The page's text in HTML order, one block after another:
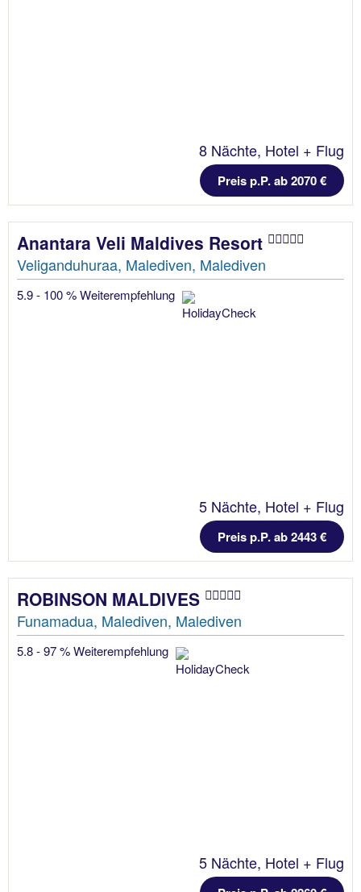
8 Nächte, Hotel + Flug
Preis p.P. ab 2070 €
Anantara Veli Maldives Resort
Veliganduhuraa, Malediven, Malediven
5.9 - 100 % Weiterempfehlung
5 Nächte, Hotel + Flug
Preis p.P. ab 2443 €
ROBINSON MALDIVES
Funamadua, Malediven, Malediven
5.8 - 97 % Weiterempfehlung
5 Nächte, Hotel + Flug